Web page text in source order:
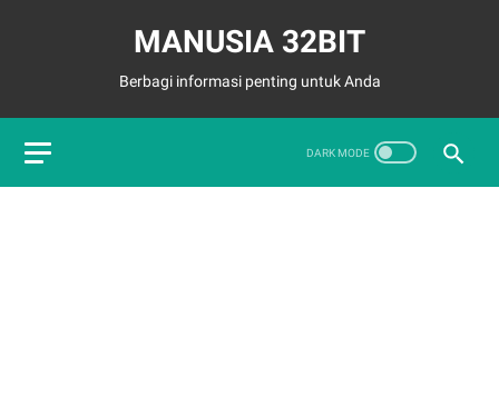
MANUSIA 32BIT
Berbagi informasi penting untuk Anda